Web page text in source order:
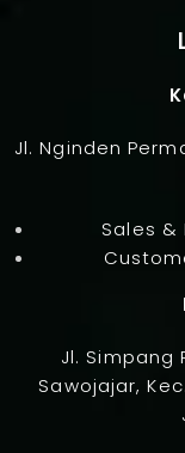
Jl. Nginden
Sales
Jl. Simpang
Sawojajar,